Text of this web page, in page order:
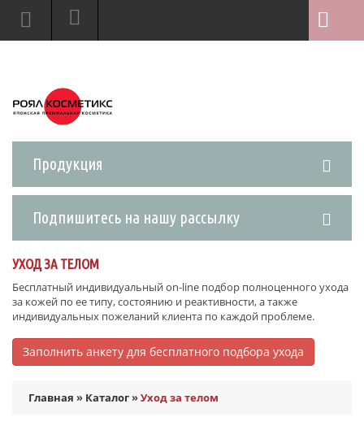
Продукция
Подпишитесь на нашу рассылку
УХОД ЗА ТЕЛОМ
Бесплатный индивидуальный on-line подбор полноценного ухода
за кожей по ее типу, состоянию и реактивности, а также
индивидуальных пожеланий клиента по каждой проблеме.
Заполнить анкету для бесплатного подбора ухода
Главная » Каталог»Уход за телом